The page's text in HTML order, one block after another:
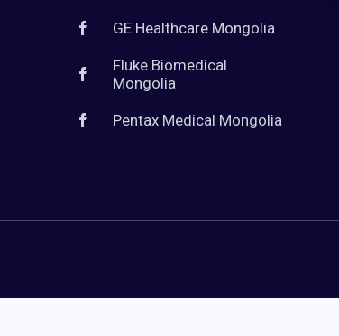
GE Healthcare Mongolia
Fluke Biomedical
Mongolia
Pentax Medical Mongolia